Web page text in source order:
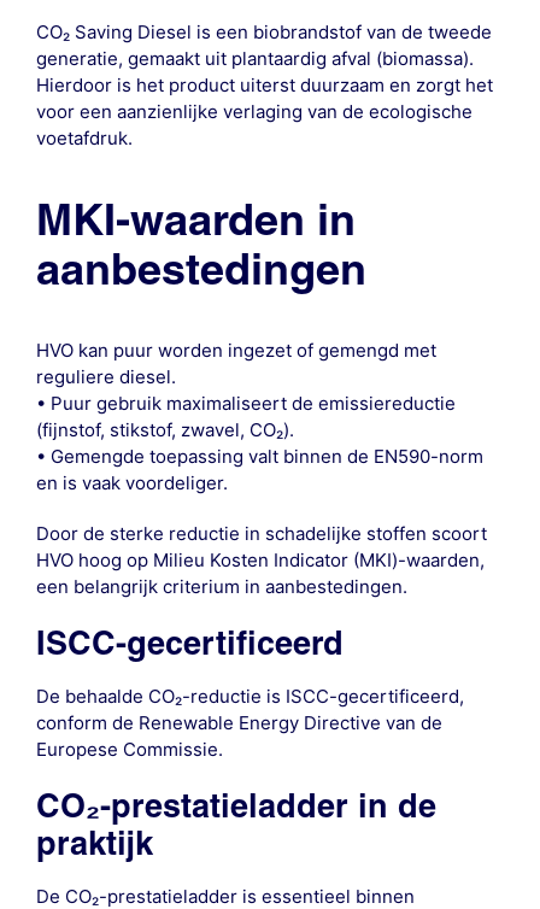
CO₂ Saving Diesel is een biobrandstof van de tweede
generatie, gemaakt uit plantaardig afval (biomassa).
Hierdoor is het product uiterst duurzaam en zorgt het
voor een aanzienlijke verlaging van de ecologische
voetafdruk.
MKI-waarden in
aanbestedingen
HVO kan puur worden ingezet of gemengd met
reguliere diesel.
• Puur gebruik maximaliseert de emissiereductie
(fijnstof, stikstof, zwavel, CO₂).
• Gemengde toepassing valt binnen de EN590-norm
en is vaak voordeliger.
Door de sterke reductie in schadelijke stoffen scoort
HVO hoog op Milieu Kosten Indicator (MKI)-waarden,
een belangrijk criterium in aanbestedingen.
ISCC-gecertificeerd
De behaalde CO₂-reductie is ISCC-gecertificeerd,
conform de Renewable Energy Directive van de
Europese Commissie.
CO₂-prestatieladder in de
praktijk
De CO₂-prestatieladder is essentieel binnen